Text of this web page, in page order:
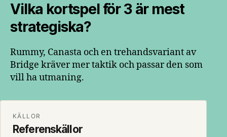
Vilka kortspel för 3 är mest
strategiska?
Rummy, Canasta och en trehandsvariant av
Bridge kräver mer taktik och passar den som
vill ha utmaning.
KÄLLOR
Referenskällor